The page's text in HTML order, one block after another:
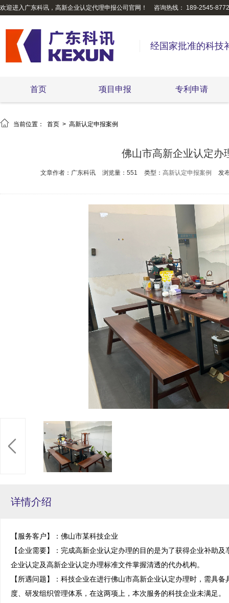
欢迎进入广东科讯，高新企业认定代理申报公司官网！ 咨询热线： 189-2545-8772
经国家批准的科技
首页 项目申报 专利申请
 当前位置： 首页 > 高新认定申报案例
佛山市高新企业认定办
文章作者：广东科讯 浏览量：551 类型： 高新认定申报案例 发
详情介绍
【服务客户】：佛山市某科技企业
【企业需要】：完成高新企业认定办理的目的是为了获得企业补助
企业认定及高新企业认定办理标准文件掌握清透的代办机构。
【所遇问题】：科技企业在进行佛山市高新企业认定办理时，需具
度、研发组织管理体系，在这两项上，本次服务的科技企业未满足。